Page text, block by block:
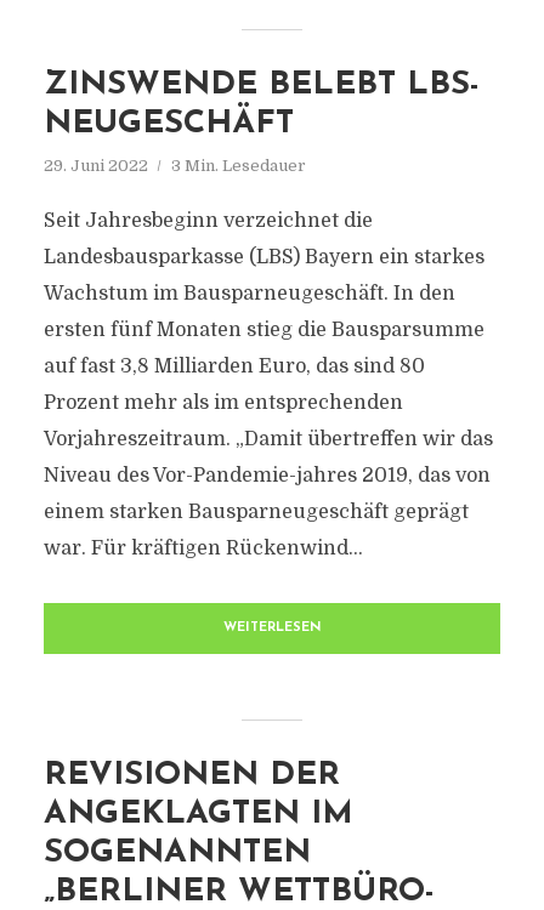
ZINSWENDE BELEBT LBS-
NEUGESCHÄFT
29. Juni 2022 3 Min. Lesedauer
Seit Jahresbeginn verzeichnet die
Landesbausparkasse (LBS) Bayern ein starkes
Wachstum im Bausparneugeschäft. In den
ersten fünf Monaten stieg die Bausparsumme
auf fast 3,8 Milliarden Euro, das sind 80
Prozent mehr als im entsprechenden
Vorjahreszeitraum. „Damit übertreffen wir das
Niveau des Vor-Pandemie-jahres 2019, das von
einem starken Bausparneugeschäft geprägt
war. Für kräftigen Rückenwind...
WEITERLESEN
REVISIONEN DER
ANGEKLAGTEN IM
SOGENANNTEN
„BERLINER WETTBÜRO-